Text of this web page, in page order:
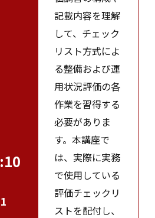
記載内容を理解
して、チェック
リスト方式によ
る整備および運
用状況評価の各
作業を習得する
必要がありま
す。本講座で
は、実際に実務
で使用している
評価チェックリ
ストを配付し、